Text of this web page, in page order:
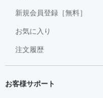
新規会員登録［無料］
お気に入り
注文履歴
お客様サポート